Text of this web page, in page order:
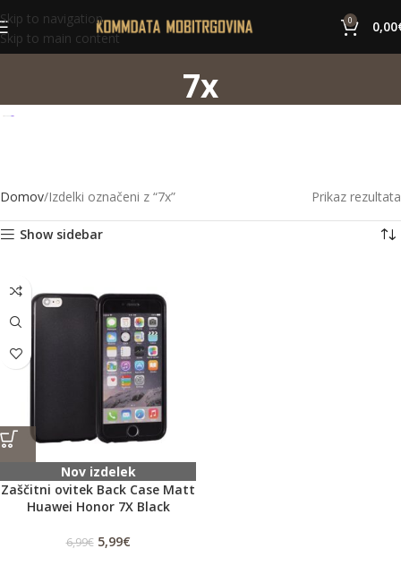
Skip to navigation
Skip to main content
0 0,00
7x
Domov Izdelki označeni z “7x” Prikaz rezultata
Show sidebar
Nov izdelek
Zaščitni ovitek Back Case Matt
Huawei Honor 7X Black
6,99€ 5,99€